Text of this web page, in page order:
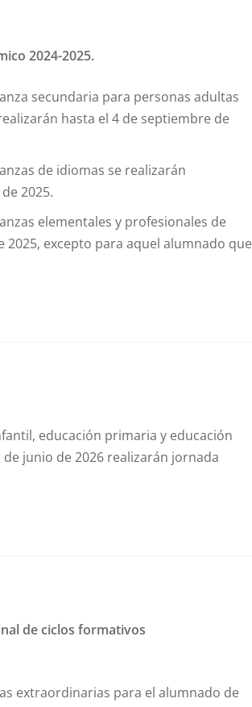
2024-2025.
secundaria para personas adultas
hasta el 4 de septiembre de
de idiomas se realizarán
2025.
elementales y profesionales de
2025, excepto para aquel alumnado que
educación primaria y educación
junio de 2026 realizarán jornada
de ciclos formativos
extraordinarias para el alumnado de